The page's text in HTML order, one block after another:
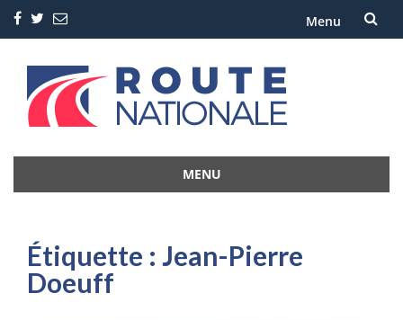
Menu
au
contenu
MENU
contenu
Étiquette : Jean-Pierre
Doeuff